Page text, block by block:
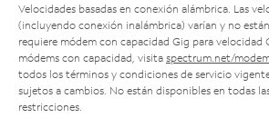
Velocidades basadas en conexión alámbrica. Las
(incluyendo conexión inalámbrica) varían y no
requiere módem con capacidad Gig para velocidad
módems con capacidad, visita spectrum.net/
todos los términos y condiciones de servicio
sujetos a cambios. No están disponibles en todas
restricciones.